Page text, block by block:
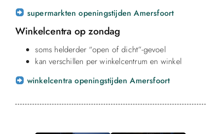
supermarkten openingstijden Amersfoort
Winkelcentra op zondag
soms helderder “open of dicht”-gevoel
kan verschillen per winkelcentrum en winkel
winkelcentra openingstijden Amersfoort